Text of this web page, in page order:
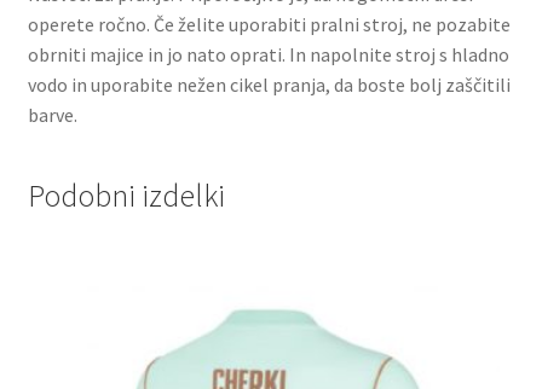
operete ročno. Če želite uporabiti pralni stroj, ne pozabite
obrniti majice in jo nato oprati. In napolnite stroj s hladno
vodo in uporabite nežen cikel pranja, da boste bolj zaščitili
barve.
Podobni izdelki